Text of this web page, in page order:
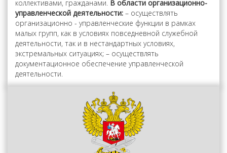
коллективами, гражданами. В области организационно-
управленческой деятельности: – осуществлять
организационно - управленческие функции в рамках
малых групп, как в условиях повседневной служебной
деятельности, так и в нестандартных условиях,
экстремальных ситуациях; – осуществлять
документационное обеспечение управленческой
деятельности.